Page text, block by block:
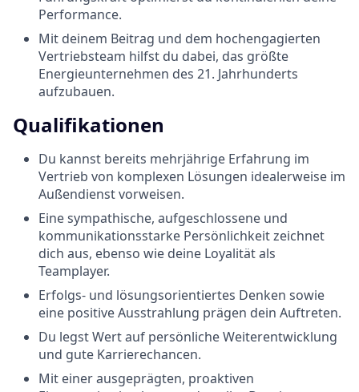
Performance.
Mit deinem Beitrag und dem hochengagierten
Vertriebsteam hilfst du dabei, das größte
Energieunternehmen des 21. Jahrhunderts
aufzubauen.
Qualifikationen
Du kannst bereits mehrjährige Erfahrung im
Vertrieb von komplexen Lösungen idealerweise im
Außendienst vorweisen.
Eine sympathische, aufgeschlossene und
kommunikationsstarke Persönlichkeit zeichnet
dich aus, ebenso wie deine Loyalität als
Teamplayer.
Erfolgs- und lösungsorientiertes Denken sowie
eine positive Ausstrahlung prägen dein Auftreten.
Du legst Wert auf persönliche Weiterentwicklung
und gute Karrierechancen.
Mit einer ausgeprägten, proaktiven